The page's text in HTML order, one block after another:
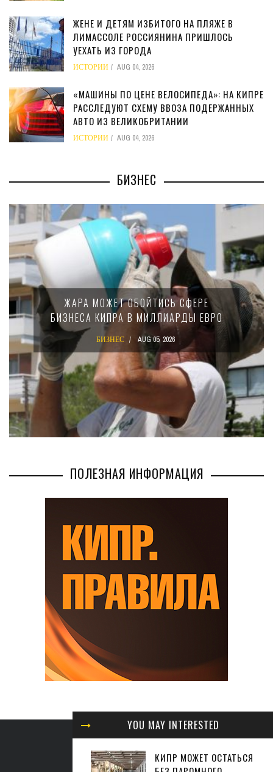
YOU MAY INTERESTED
КИПР МОЖЕТ ОСТАТЬСЯ
ЖЕНЕ И ДЕТЯМ ИЗБИТОГО НА ПЛЯЖЕ В
ЛИМАССОЛЕ РОССИЯНИНА ПРИШЛОСЬ
УЕХАТЬ ИЗ ГОРОДА
ИСТОРИИ AUG 04, 2026
«МАШИНЫ ПО ЦЕНЕ ВЕЛОСИПЕДА»: НА КИПРЕ
РАССЛЕДУЮТ СХЕМУ ВВОЗА ПОДЕРЖАННЫХ
АВТО ИЗ ВЕЛИКОБРИТАНИИ
ИСТОРИИ AUG 04, 2026
БИЗНЕС
ЖАРА МОЖЕТ ОБОЙТИСЬ СФЕРЕ
БИЗНЕСА КИПРА В МИЛЛИАРДЫ ЕВРО
БИЗНЕС AUG 05, 2026
ПОЛЕЗНАЯ ИНФОРМАЦИЯ